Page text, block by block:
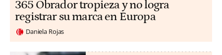
365 Obrador tropieza y no logra
registrar su marca en Europa
Daniela Rojas